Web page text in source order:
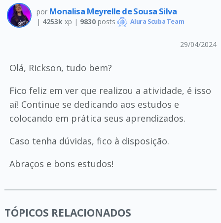
por Monalisa Meyrelle de Sousa Silva
| 4253k xp | 9830posts Alura Scuba Team
29/04/2024
Olá, Rickson, tudo bem?
Fico feliz em ver que realizou a atividade, é isso
aí! Continue se dedicando aos estudos e
colocando em prática seus aprendizados.
Caso tenha dúvidas, fico à disposição.
Abraços e bons estudos!
TÓPICOS RELACIONADOS